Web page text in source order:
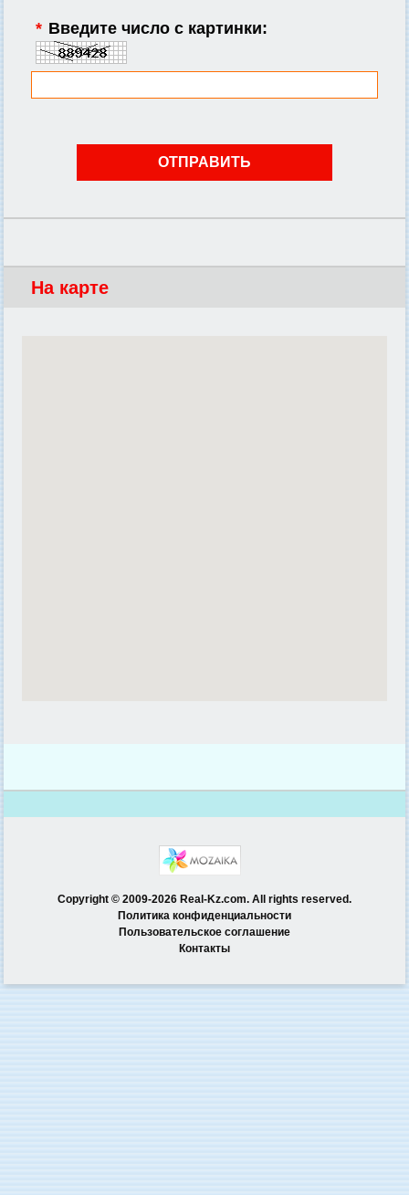
* Введите число с картинки:
На карте
Copyright © 2009-2026 Real-Kz.com. All rights reserved.
Политика конфиденциальности
Пользовательское соглашение
Контакты